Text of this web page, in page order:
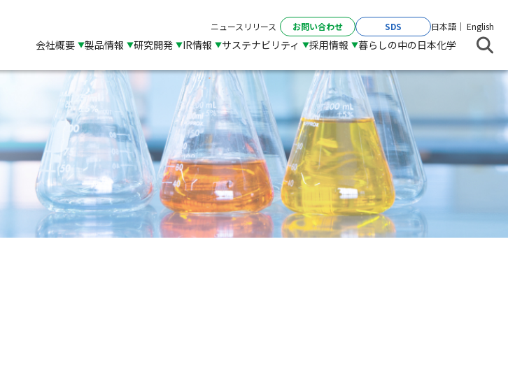
ニュースリリース お問い合わせ SDS English
日本語
会社概要 製品情報 研究開発 IR情報 サステナビリティ 採用情報 暮らしの中の日本化学